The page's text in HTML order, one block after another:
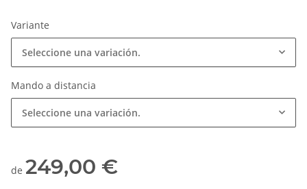
Variante
Seleccione una variación.
Mando a distancia
Seleccione una variación.
de 249,00 €